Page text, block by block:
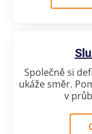
Společně si
ukáže směr.
v